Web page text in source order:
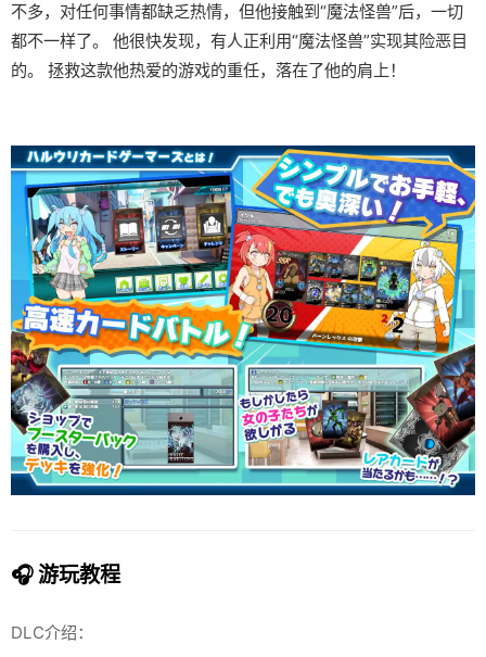
不多，对任何事情都缺乏热情，但他接触到“魔法怪兽”后，一切
都不一样了。 他很快发现，有人正利用“魔法怪兽”实现其险恶目
的。 拯救这款他热爱的游戏的重任，落在了他的肩上！
🎧 游玩教程
DLC介绍：